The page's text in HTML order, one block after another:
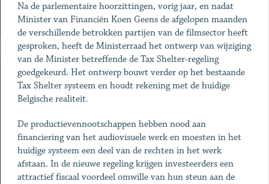
Na de parlementaire hoorzittingen, vorig jaar, en nadat
Minister van Financiën Koen Geens de afgelopen maanden
de verschillende betrokken partijen van de filmsector heeft
gesproken, heeft de Ministerraad het ontwerp van wijziging
van de Minister betreffende de Tax Shelter-regeling
goedgekeurd. Het ontwerp bouwt verder op het bestaande
Tax Shelter systeem en houdt rekening met de huidige
Belgische realiteit.
De productievennootschappen hebben nood aan
financiering van het audiovisuele werk en moesten in het
huidige systeem een deel van de rechten in het werk
afstaan. In de nieuwe regeling krijgen investeerders een
attractief fiscaal voordeel omwille van hun steun aan de